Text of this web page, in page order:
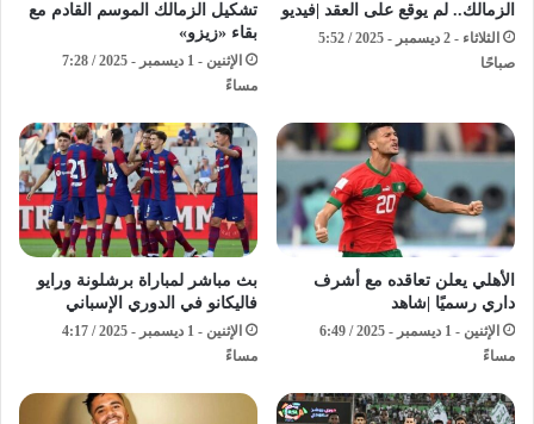
الزمالك.. لم يوقع على العقد |فيديو
الثلاثاء - 2 ديسمبر - 2025 / 5:52
صباحًا
تشكيل الزمالك الموسم القادم مع
بقاء «زيزو»
الإثنين - 1 ديسمبر - 2025 / 7:28
مساءً
الأهلي يعلن تعاقده مع أشرف
داري رسميًا |شاهد
الإثنين - 1 ديسمبر - 2025 / 6:49
مساءً
بث مباشر لمباراة برشلونة ورايو
فاليكانو في الدوري الإسباني
الإثنين - 1 ديسمبر - 2025 / 4:17
مساءً